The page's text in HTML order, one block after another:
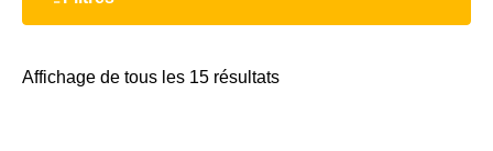
Affichage de tous les 15 résultats